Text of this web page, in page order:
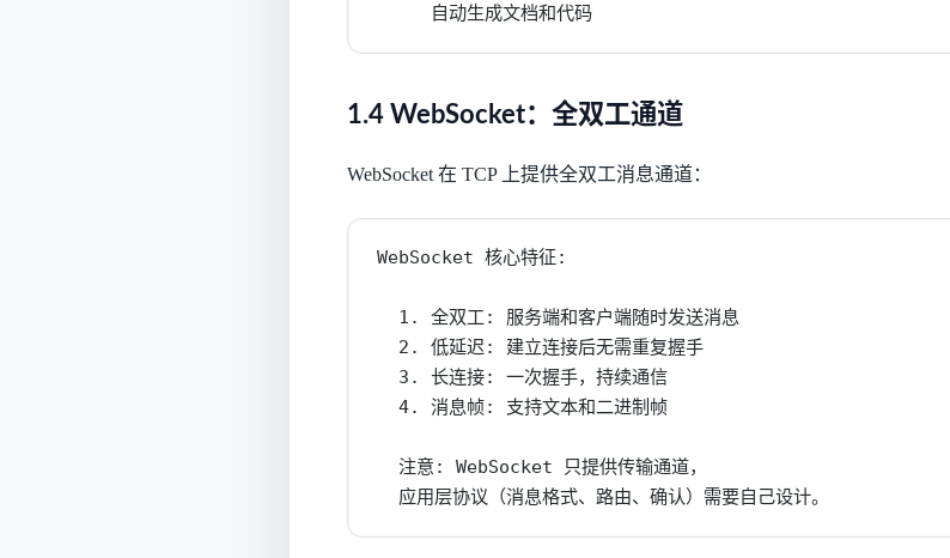
     自动生成文档和代码
1.4 WebSocket：全双工通道
WebSocket 在 TCP 上提供全双工消息通道：
WebSocket 核心特征:
  1. 全双工: 服务端和客户端随时发送消息
  2. 低延迟: 建立连接后无需重复握手
  3. 长连接: 一次握手，持续通信
  4. 消息帧: 支持文本和二进制帧
  注意: WebSocket 只提供传输通道，
  应用层协议（消息格式、路由、确认）需要自己设计。